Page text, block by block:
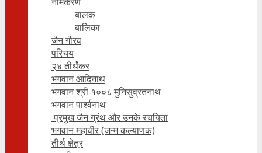
बालक
बालिका
जैन गौरव
परिचय
२४ तीर्थंकर
भगवान आदिनाथ
भगवान श्री १००८ मुनिसुव्रतनाथ
भगवान पार्श्वनाथ
प्रमुख जैन ग्रंथ और उनके रचयिता
भगवान महावीर (जन्म कल्याणक)
तीर्थ क्षेत्र